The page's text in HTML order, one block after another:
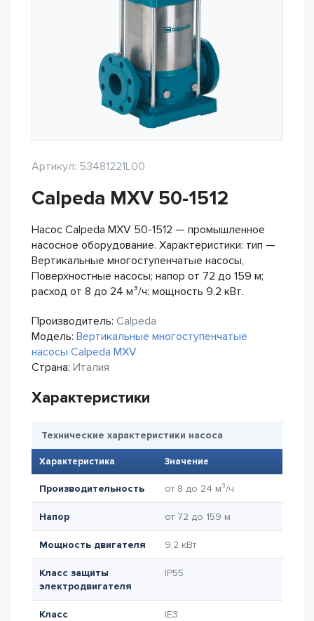
Артикул: 53481221L00
Calpeda MXV 50-1512
Насос Calpeda MXV 50-1512 — промышленное
насосное оборудование. Характеристики: тип —
Вертикальные многоступенчатые насосы,
Поверхностные насосы; напор от 72 до 159 м;
расход от 8 до 24 м³/ч; мощность 9.2 кВт.
Производитель: Calpeda
Модель: Вертикальные многоступенчатые
насосы Calpeda MXV
Страна: Италия
Характеристики
Технические характеристики насоса
Характеристика Значение
Производительность от 8 до 24 м³/ч
Напор от 72 до 159 м
Мощность двигателя 9.2 кВт
Класс защиты
электродвигателя
IP55
Класс
IE3